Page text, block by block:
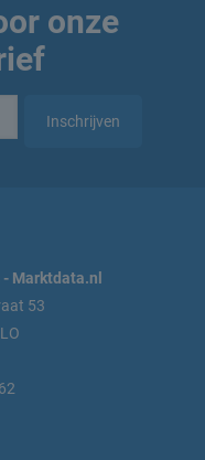
onze
Marktdata.nl
53